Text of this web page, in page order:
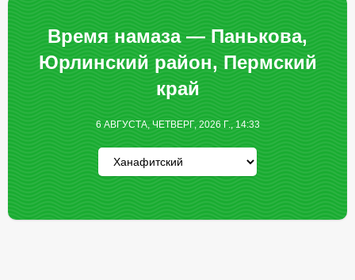
Время намаза — Панькова,
Юрлинский район, Пермский
край
6 АВГУСТА, ЧЕТВЕРГ, 2026 Г., 14:33